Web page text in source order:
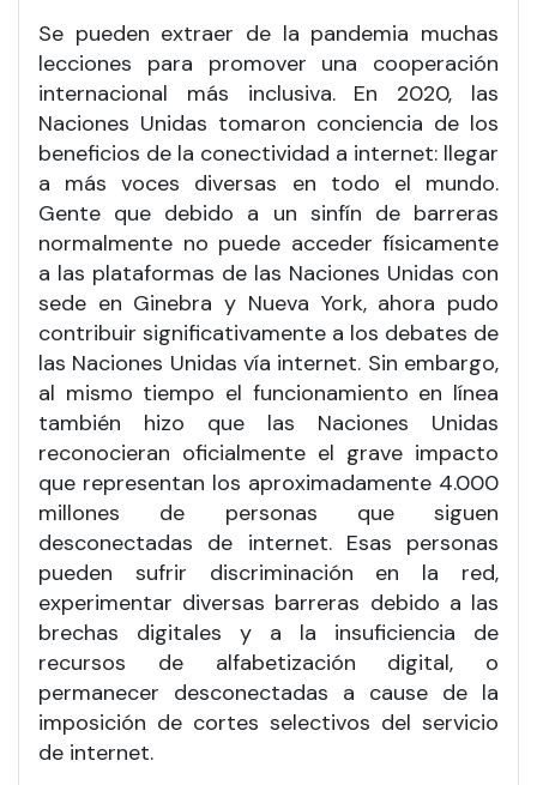
Se pueden extraer de la pandemia muchas
lecciones para promover una cooperación
internacional más inclusiva. En 2020, las
Naciones Unidas tomaron conciencia de los
beneficios de la conectividad a internet: llegar
a más voces diversas en todo el mundo.
Gente que debido a un sinfín de barreras
normalmente no puede acceder físicamente
a las plataformas de las Naciones Unidas con
sede en Ginebra y Nueva York, ahora pudo
contribuir significativamente a los debates de
las Naciones Unidas vía internet. Sin embargo,
al mismo tiempo el funcionamiento en línea
también hizo que las Naciones Unidas
reconocieran oficialmente el grave impacto
que representan los aproximadamente 4.000
millones de personas que siguen
desconectadas de internet. Esas personas
pueden sufrir discriminación en la red,
experimentar diversas barreras debido a las
brechas digitales y a la insuficiencia de
recursos de alfabetización digital, o
permanecer desconectadas a cause de la
imposición de cortes selectivos del servicio
de internet.